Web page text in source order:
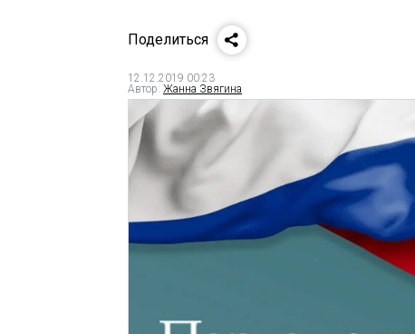
Поделиться
12.12.2019 00:23
Автор: Жанна Звягина